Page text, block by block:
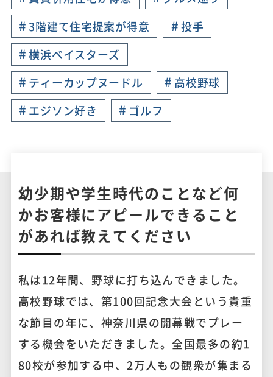
# 3階建て住宅提案が得意 #投手
# 横浜ベイスターズ
# ティーカップヌードル # 高校野球
# エジソン好き # ゴルフ
幼少期や学生時代のことなど何
かお客様にアピールできること
があれば教えてください
私は12年間、野球に打ち込んできました。
高校野球では、第100回記念大会という貴重
な節目の年に、神奈川県の開幕戦でプレー
する機会をいただきました。全国最多の約1
80校が参加する中、2万人もの観衆が集まる